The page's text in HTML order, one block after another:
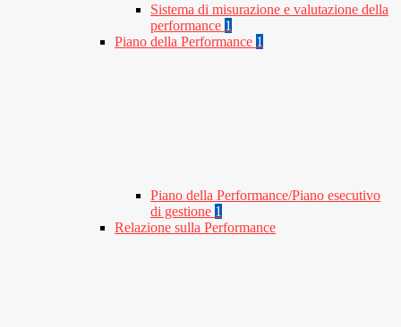
Sistema di misurazione e valutazione della
performance 1
Piano della Performance 1
Piano della Performance/Piano esecutivo
di gestione 1
Relazione sulla Performance